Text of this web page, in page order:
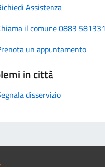
Assistenza
il comune 0883 581331
un appuntamento
in città
disservizio